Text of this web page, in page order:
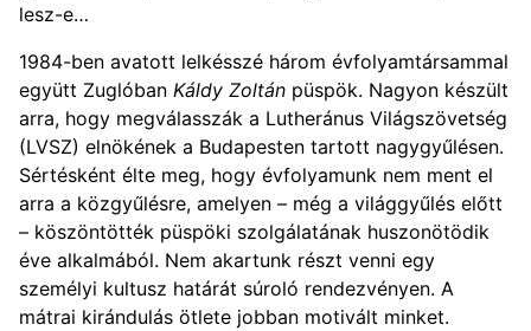
lesz-e…
1984-ben avatott lelkésszé három évfolyamtársammal
együtt Zuglóban Káldy Zoltán püspök. Nagyon készült
arra, hogy megválasszák a Lutheránus Világszövetség
(LVSZ) elnökének a Budapesten tartott nagygyűlésen.
Sértésként élte meg, hogy évfolyamunk nem ment el
arra a közgyűlésre, amelyen – még a világgyűlés előtt
– köszöntötték püspöki szolgálatának huszonötödik
éve alkalmából. Nem akartunk részt venni egy
személyi kultusz határát súroló rendezvényen. A
mátrai kirándulás ötlete jobban motivált minket.